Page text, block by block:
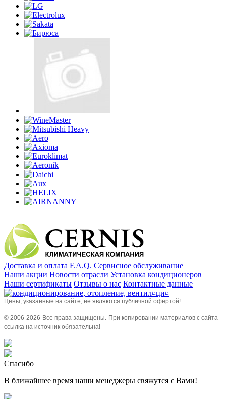
Доставка и оплата F.A.Q. Сервисное обслуживание
Наши акции Новости отрасли Установка кондиционеров
Наши сертификаты Отзывы о нас Контактные данные
Цены, указанные на сайте, не являются публичной офертой!
© 2006-2026 Все права защищены. При копировании материалов с сайта
ссылка на источник обязательна!
Спасибо
В ближайшее время наши менеджеры свяжутся с Вами!